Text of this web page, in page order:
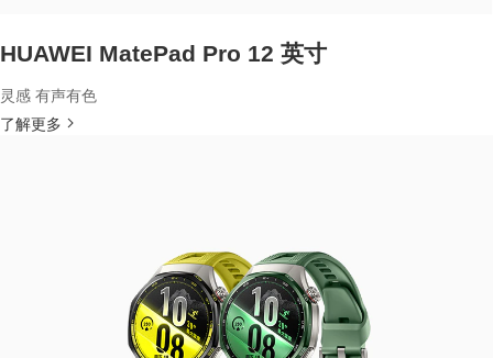
HUAWEI MatePad Pro 12 英寸
灵感 有声有色
了解更多